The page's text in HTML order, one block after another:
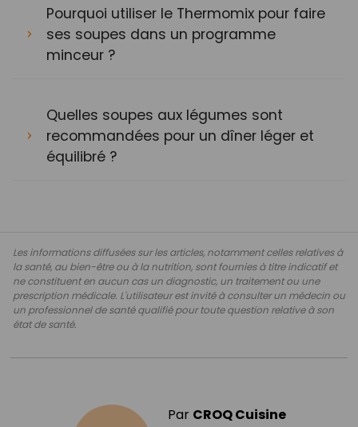
Pourquoi utiliser le Thermomix pour faire
ses soupes dans un programme
minceur ?
Quelles soupes aux légumes sont
recommandées pour un dîner léger et
équilibré ?
Les informations diffusées sur les articles, notamment celles relatives à
la santé, au bien-être ou à la nutrition, sont fournies à titre indicatif et
ne constituent en aucun cas un diagnostic, un traitement ou une
prescription médicale. L'utilisateur est invité à consulter un médecin ou
un professionnel de santé qualifié pour toute question relative à son
état de santé.
Par CROQ Cuisine